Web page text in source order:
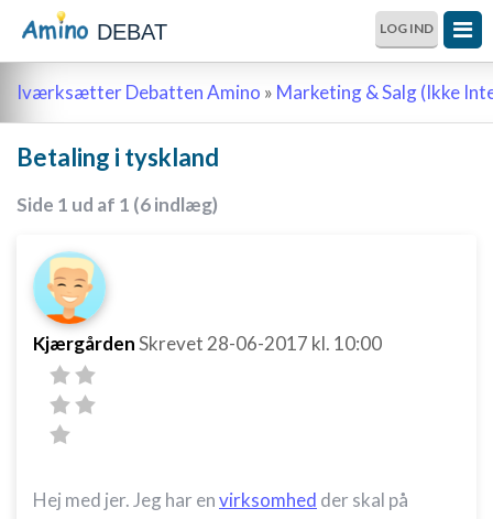
DEBAT LOG IND
Iværksætter Debatten Amino » Marketing & Salg (Ikke
Betaling i tyskland
Side 1 ud af 1 (6 indlæg)
KjærgårdenSkrevet 28-06-2017 kl. 10:00
Hej med jer. Jeg har envirksomhed der skal på